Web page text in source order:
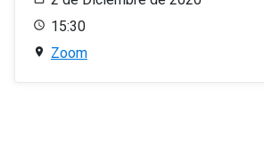
15:30
Zoom